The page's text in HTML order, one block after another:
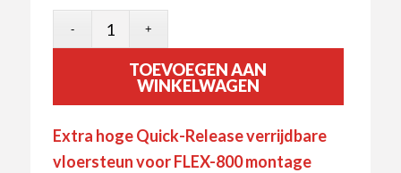
TOEVOEGEN AAN
WINKELWAGEN
Extra hoge Quick-Release verrijdbare
vloersteun voor FLEX-800 montage